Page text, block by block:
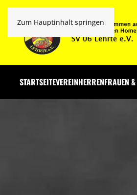
Zum Hauptinhalt springen
STARTSEITEVEREINHERRENFRAUEN